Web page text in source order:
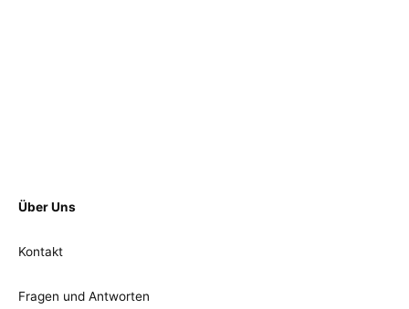
Über Uns
Kontakt
Fragen und Antworten